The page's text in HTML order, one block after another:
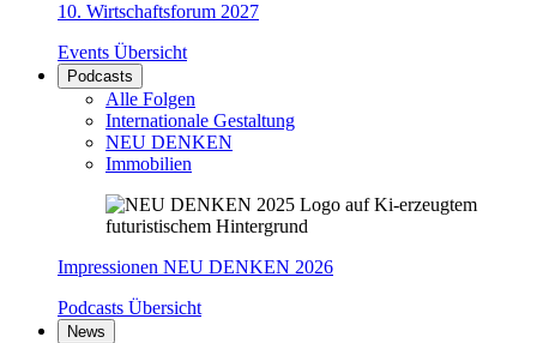
10. Wirtschaftsforum 2027
Events Übersicht
Podcasts
Alle Folgen
Internationale Gestaltung
NEU DENKEN
Immobilien
Impressionen NEU DENKEN 2026
Podcasts Übersicht
News